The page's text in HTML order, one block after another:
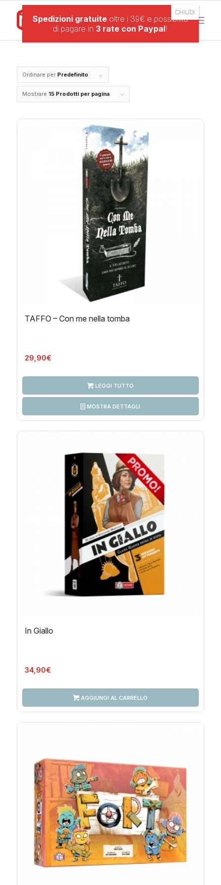
Ordinare per Predefinito
Mostrare 15 Prodotti per pagina
TAFFO – Con me nella tomba
29,90€
LEGGI TUTTO
MOSTRA DETTAGLI
In Giallo
34,90€
AGGIUNGI AL CARRELLO
Spedizioni gratuite oltre i 39€ e possibilità
di pagare in 3 rate con Paypal!